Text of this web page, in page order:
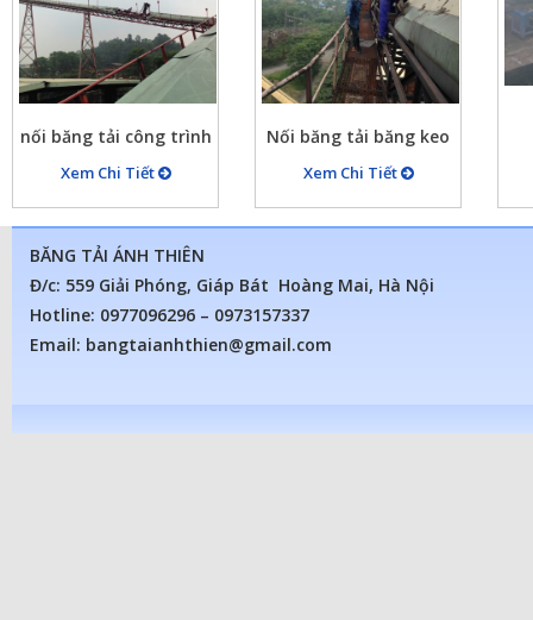
nối băng tải công trình
Xem Chi Tiết
Nối băng tải băng keo
Xem Chi Tiết
BĂNG TẢI ÁNH THIÊN
Đ/c: 559 Giải Phóng, Giáp Bát Hoàng Mai, Hà Nội
Hotline: 0977096296 – 0973157337
Email: bangtaianhthien@gmail.com